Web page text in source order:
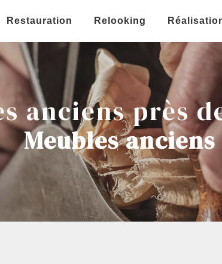
Restauration Relooking
anciens près
Meubles anciens